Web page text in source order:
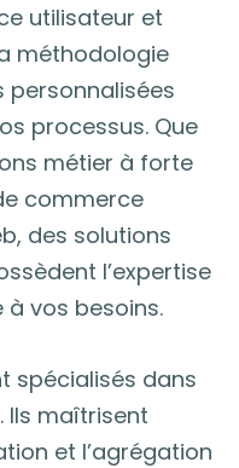
utilisateur et
méthodologie
personnalisées
processus. Que
métier à forte
commerce
des solutions
l’expertise
vos besoins.
spécialisés dans
Ils maîtrisent
et l’agrégation